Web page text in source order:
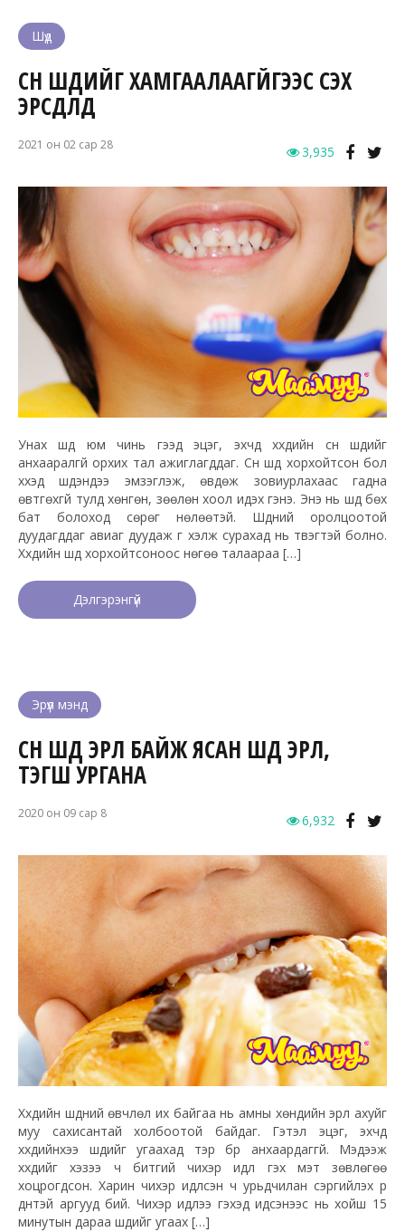
Шүд
CҮҮН ШҮДИЙГ ХАМГААЛААГҮЙГЭЭС ҮҮСЭХ
ЭРСДЛҮҮД
2021 он 02 сар 28 3,935
Унах шүд юм чинь гээд эцэг, эхчүүд хүүхдийн сүүн шүдийг
анхааралгүй орхих тал ажиглагддаг. Сүүн шүд хорхойтсон бол
хүүхэд шүдэндээ эмзэглэж, өвдөж зовиурлахаас гадна
өвтгөхгүй тулд хөнгөн, зөөлөн хоол идэх гэнэ. Энэ нь шүд бөх
бат болоход сөрөг нөлөөтэй. Шүдний оролцоотой
дуудагддаг авиаг дуудаж үг хэлж сурахад нь түвэгтэй болно.
Хүүхдийн шүд хорхойтсоноос нөгөө талаараа […]
Дэлгэрэнгүй
Эрүүл мэнд
СҮҮН ШҮД ЭРҮҮЛ БАЙЖ ЯСАН ШҮД ЭРҮҮЛ,
ТЭГШ УРГАНА
2020 он 09 сар 8 6,932
Хүүхдийн шүдний өвчлөл их байгаа нь амны хөндийн эрүүл ахуйг
муу сахисантай холбоотой байдаг. Гэтэл эцэг, эхчүүд
хүүхдийнхээ шүдийг угаахад тэр бүр анхаардаггүй. Мэдээж
хүүхдийг хэзээ ч битгий чихэр идүүл гэх мэт зөвлөгөө
хоцрогдсон. Харин чихэр идүүлсэн ч урьдчилан сэргийлэх үр
дүнтэй аргууд бий. Чихэр идлээ гэхэд идсэнээс нь хойш 15
минутын дараа шүдийг угаах […]